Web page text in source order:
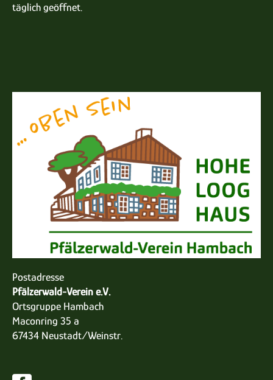
täglich geöffnet.
Postadresse
Pfälzerwald-Verein e.V.
Ortsgruppe Hambach
Maconring 35 a
67434 Neustadt/Weinstr.